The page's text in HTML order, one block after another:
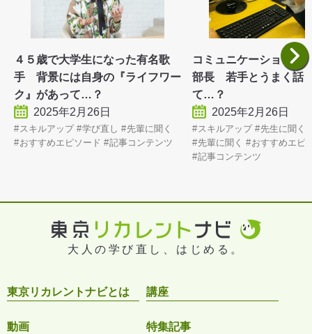
４５歳で大学生になった有名歌
手 背景には自身の『ライフワー
ク』があって…？
2025年2月26日
スキルアップ 学び直し
先輩に聞く
おすすめエピソード
記事コンテンツ
コミュニケーションに
部長 若手とうまく話
て…？
2025年2月26日
スキルアップ
先生に聞く
先輩に聞く
おすすめエピ
記事コンテンツ
大人の学び直し、はじめる。
東京リカレントナビとは 講座
動画 特集記事